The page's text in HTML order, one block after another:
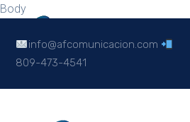
Body
info@afcomunicacion.com
809-473-4541